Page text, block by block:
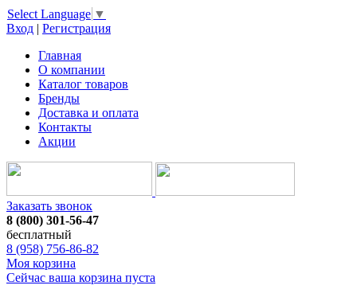
Select Language ▼
Вход | Регистрация
Главная
О компании
Каталог товаров
Бренды
Доставка и оплата
Контакты
Акции
Заказать звонок
8 (800) 301-56-47
бесплатный
8 (958) 756-86-82
Моя корзина
Сейчас ваша корзина пуста